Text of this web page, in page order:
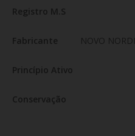
Registro M.S
Fabricante NOVO
Princípio Ativo
Conservação